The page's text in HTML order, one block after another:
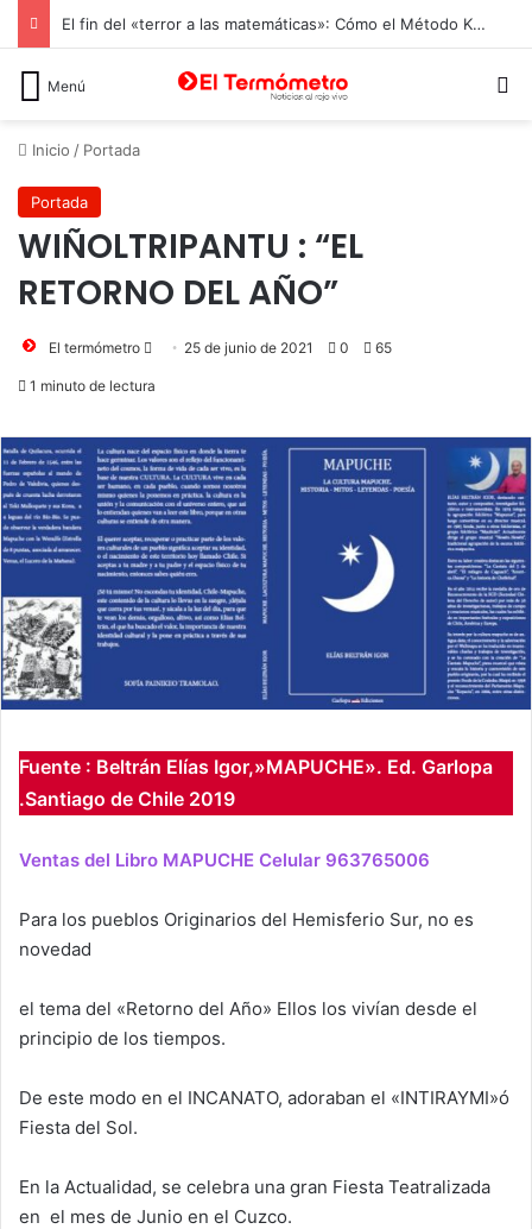
El fin del «terror a las matemáticas»: Cómo el Método Kumon conquista a Chile desde la autonomía y la neurociencia
Menú
Inicio / Portada
Portada
WIÑOLTRIPANTU : “EL
RETORNO DEL AÑO”
El termómetro
Send 25 de junio de 2021 0 65
1 minuto de lectura
Fuente : Beltrán Elías Igor,»MAPUCHE». Ed. Garlopa
.Santiago de Chile 2019
Ventas del Libro MAPUCHE Celular 963765006
Para los pueblos Originarios del Hemisferio Sur, no es
novedad
el tema del «Retorno del Año» Ellos los vivían desde el
principio de los tiempos.
De este modo en el INCANATO, adoraban el «INTIRAYMI»ó
Fiesta del Sol.
En la Actualidad, se celebra una gran Fiesta Teatralizada
en el mes de Junio en el Cuzco.